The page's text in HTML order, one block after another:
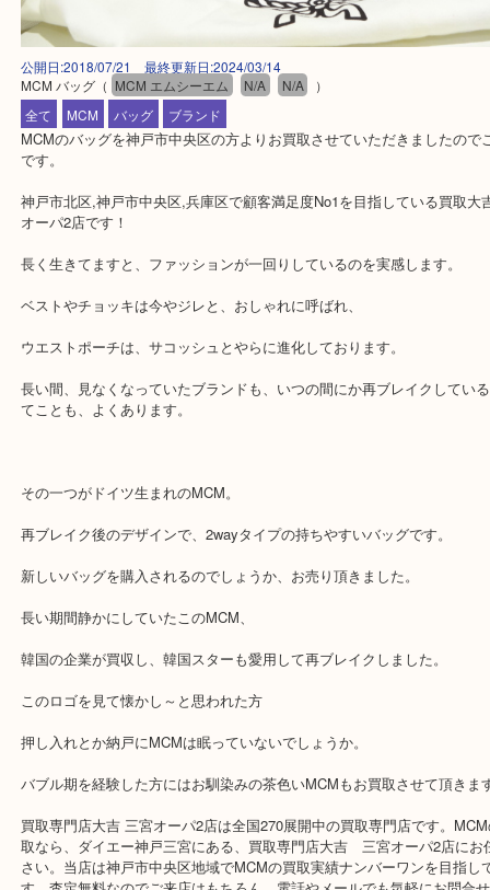
MCM バッグ（ MCM エムシーエム N/A N/A ）
全て
MCM
MCMのバッグを神戸市中央区の方よりお買取させていただきまし
オーパ2店です！
長く生きてますと、ファッションが一回りしているのを実感します
ウエストポーチは、サコッシュとやらに進化しております。
長い間、見なくなっていたブランドも、いつの間にか再ブレイクし
てことも、よくあります。
長い期間静かにしていたこのMCM、
韓国の企業が買収し、韓国スターも愛用して再ブレイクしました。
このロゴを見て懐かし～と思われた方